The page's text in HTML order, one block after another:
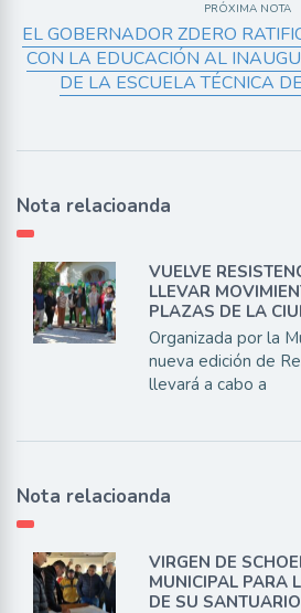
PRÓXIMA NOTA
EL GOBERNADOR ZDERO
CON LA EDUCACIÓN AL
DE LA ESCUELA TÉCNICA
Nota relacioanda
VUELVE
LLEVAR
PLAZAS DE LA
Organizada por la
nueva edición de
llevará a cabo a
Nota relacioanda
VIRGEN DE
MUNICIPAL PARA
DE SU SANTUARIO